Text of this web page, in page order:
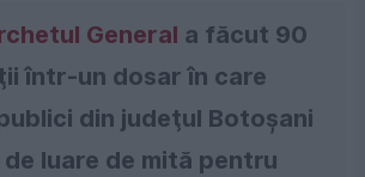
General a făcut 90
într-un dosar în care
din judeţul Botoşani
luare de mită pentru